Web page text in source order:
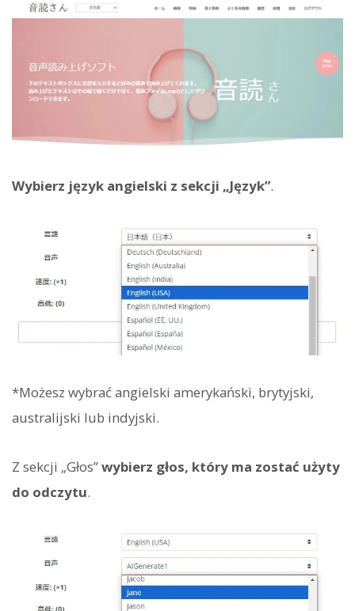
Wybierz język angielski z sekcji „Język”.
*Możesz wybrać angielski amerykański, brytyjski,
australijski lub indyjski.
Z sekcji „Głos”wybierz głos, który ma zostać użyty
do odczytu.